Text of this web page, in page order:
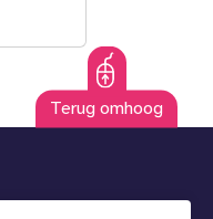
Terug omhoog